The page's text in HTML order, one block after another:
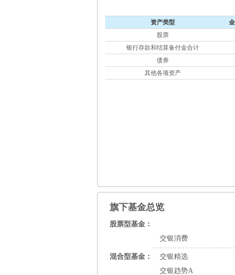
资产类型
股票
银行存款和结算备付金合计
债券
其他各项资产
旗下基金总览
股票型基金：
交银消费
混合型基金： 交银精选
交银趋势A